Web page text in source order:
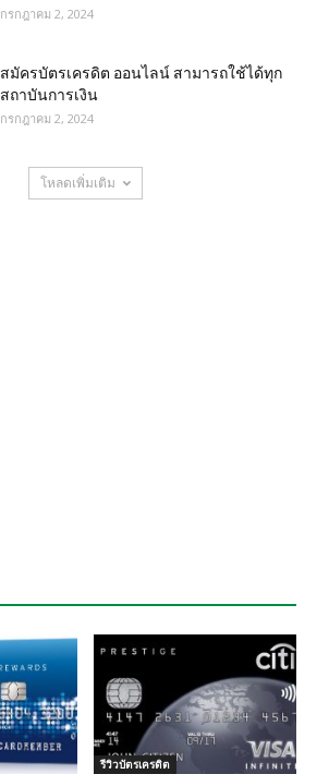
กรกฎาคม 2, 2024
สมัครบัตรเครดิต ออนไลน์ สามารถใช้ได้ทุก
สถาบันการเงิน
กรกฎาคม 2, 2024
โหลดเพิ่มเติม
รีวิวบัตรเครดิต